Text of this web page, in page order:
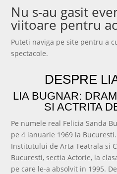
Nu s-au gasit
viitoare pentru
Puteti naviga pe site pentru a
spectacole.
DESPRE
LIA BUGNAR:
SI ACTRITA
Pe numele real Felicia Sanda
pe 4 ianuarie 1969 la
Institutului de Arta Teatrala si
Bucuresti, sectia Actorie, la
pe care le-a absolvit in 1995.